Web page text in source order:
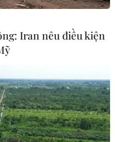
Iran nêu điều kiện